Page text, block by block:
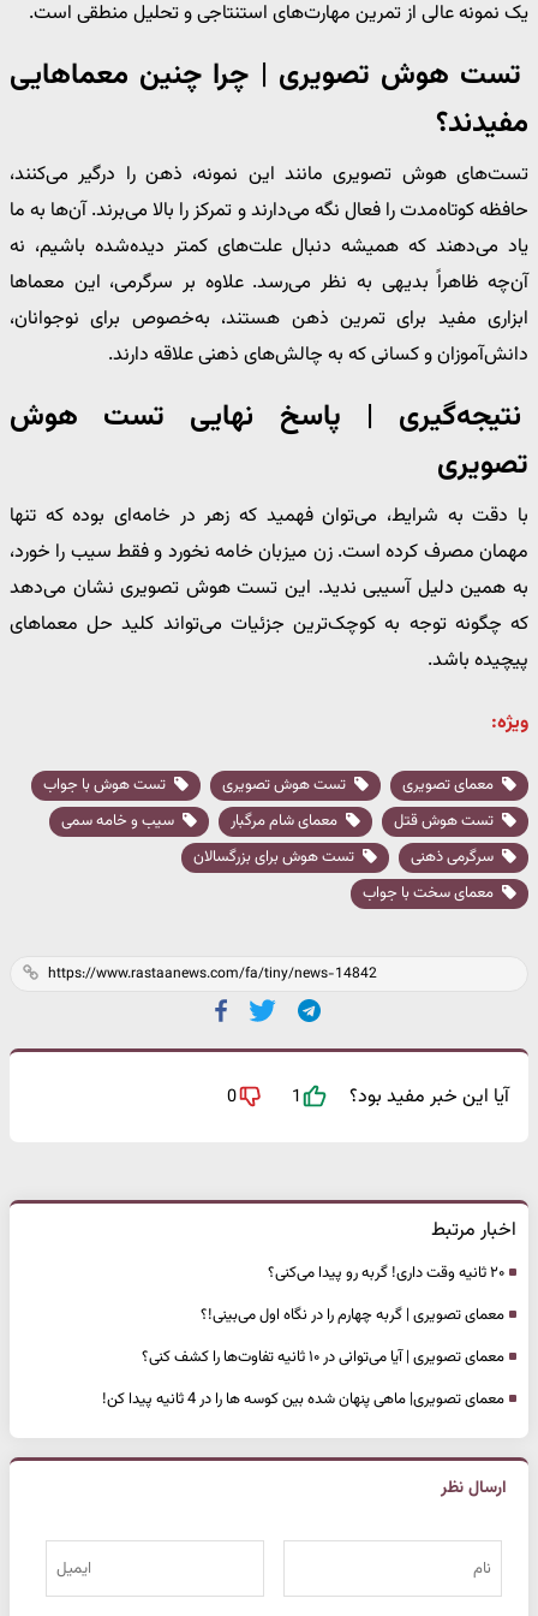
یک نمونه عالی از تمرین مهارت‌های استنتاجی و تحلیل منطقی است.
تست هوش تصویری | چرا چنین معماهایی
مفیدند؟
تست‌های هوش تصویری مانند این نمونه، ذهن را درگیر می‌کنند،
حافظه کوتاه‌مدت را فعال نگه می‌دارند و تمرکز را بالا می‌برند. آن‌ها به ما
یاد می‌دهند که همیشه دنبال علت‌های کمتر دیده‌شده باشیم، نه
آن‌چه ظاهراً بدیهی به نظر می‌رسد. علاوه بر سرگرمی، این معماها
ابزاری مفید برای تمرین ذهن هستند، به‌خصوص برای نوجوانان،
دانش‌آموزان و کسانی که به چالش‌های ذهنی علاقه دارند.
نتیجه‌گیری | پاسخ نهایی تست هوش
تصویری
با دقت به شرایط، می‌توان فهمید که زهر در خامه‌ای بوده که تنها
مهمان مصرف کرده است. زن میزبان خامه نخورد و فقط سیب را خورد،
به همین دلیل آسیبی ندید. این تست هوش تصویری نشان می‌دهد
که چگونه توجه به کوچک‌ترین جزئیات می‌تواند کلید حل معماهای
پیچیده باشد.
ویژه:
معمای تصویری تست هوش تصویری
تست هوش با جواب
تست هوش قتل
معمای شام مرگبار
سیب و خامه سمی
سرگرمی ذهنی
تست هوش برای بزرگسالان
معمای سخت با جواب
آیا این خبر مفید بود؟ 1
0
اخبار مرتبط
۲۰ ثانیه وقت داری! گربه رو پیدا می‌کنی؟
معمای تصویری | گربه چهارم را در نگاه اول می‌بینی!؟
معمای تصویری | آیا می‌توانی در ۱۰ ثانیه تفاوت‌ها را کشف کنی؟
معمای تصویری| ماهی پنهان شده بین کوسه ها را در 4 ثانیه پیدا کن!
ارسال نظر